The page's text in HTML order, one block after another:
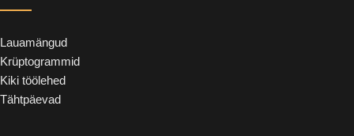
Lauamängud
Krüptogrammid
Kiki töölehed
Tähtpäevad